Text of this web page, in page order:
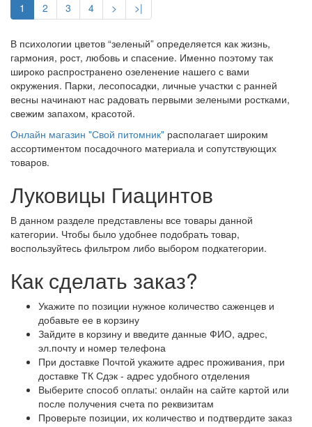
1 2 3 4 > >|
В психологии цветов “зеленый” определяется как жизнь,
гармония, рост, любовь и спасение. Именно поэтому так
широко распространено озеленение нашего с вами
окружения. Парки, лесопосадки, личные участки с ранней
весны начинают нас радовать первыми зелеными ростками,
свежим запахом, красотой.
Онлайн магазин "Свой питомник" располагает широким
ассортиментом посадочного материала и сопутствующих
товаров.
Луковицы Гиацинтов
В данном разделе представлены все товары данной
категории. Чтобы было удобнее подобрать товар,
воспользуйтесь фильтром либо выбором подкатегории.
Как сделать заказ?
Укажите по позиции нужное количество саженцев и
добавьте ее в корзину
Зайдите в корзину и введите данные ФИО, адрес,
эл.почту и номер телефона
При доставке Почтой укажите адрес проживания, при
доставке ТК Сдэк - адрес удобного отделения
Выберите способ оплаты: онлайн на сайте картой или
после получения счета по реквизитам
Проверьте позиции, их количество и подтвердите заказ